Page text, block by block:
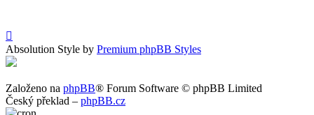
Absolution Style by Premium phpBB Styles
Založeno na phpBB® Forum Software © phpBB Limited
Český překlad – phpBB.cz